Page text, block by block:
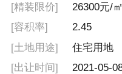
[精装限价]
26300元/㎡
[容积率]
2.45
[土地用途]
住宅用地
[出让时间]
2021-05-